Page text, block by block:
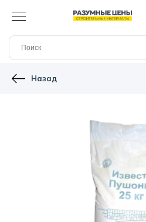
Назад